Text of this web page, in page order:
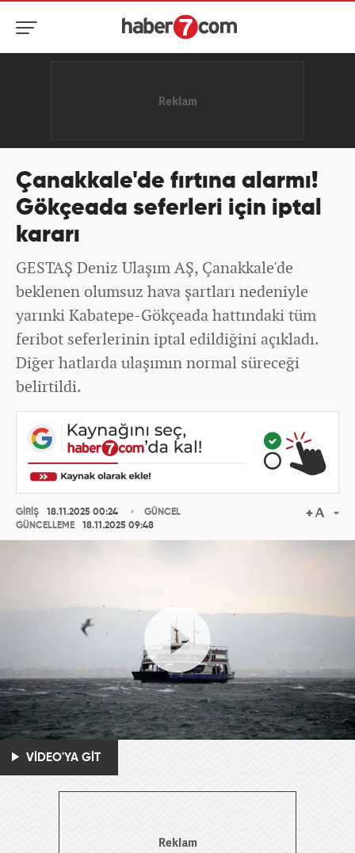
Çanakkale'de fırtına alarmı!
Gökçeada seferleri için iptal
kararı
GESTAŞ Deniz Ulaşım AŞ, Çanakkale'de
beklenen olumsuz hava şartları nedeniyle
yarınki Kabatepe-Gökçeada hattındaki tüm
feribot seferlerinin iptal edildiğini açıkladı.
Diğer hatlarda ulaşımın normal süreceği
belirtildi.
GİRİŞ
18.11.2025 00:24
GÜNCELLEME
18.11.2025 09:48
GÜNCEL
VİDEO'YA GİT